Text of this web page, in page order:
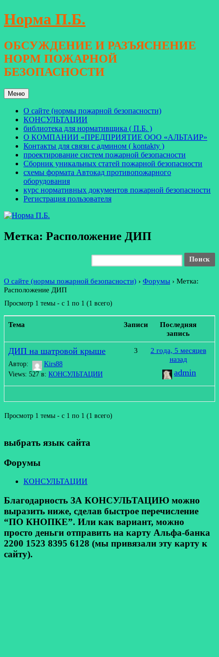
Перейти
к
Норма П.Б.
ОБСУЖДЕНИЕ И РАЗЪЯСНЕНИЕ
НОРМ ПОЖАРНОЙ
БЕЗОПАСНОСТИ
Меню
О сайте (нормы пожарной безопасности)
КОНСУЛЬТАЦИИ
библиотека для нормативщика ( П.Б. )
О КОМПАНИИ «ПРЕДПРИЯТИЕ ООО «АЛЬТАИР»
Контакты для связи с админом ( kontakty )
проектирование систем пожарной безопасности
Сборник уникальных статей пожарной безопасности
схемы формата Автокад противопожарного
оборудования
курс нормативных документов пожарной безопасности
Регистрация пользователя
Метка: Расположение ДИП
О сайте (нормы пожарной безопасности) › Форумы › Метка:
Расположение ДИП
Просмотр 1 темы - с 1 по 1 (1 всего)
Тема Записи
Последняя
запись
ДИП на шатровой крыше
Автор:
Kirs88
Views: 527 в: КОНСУЛЬТАЦИИ
3
2 года, 5 месяцев
назад
admin
Просмотр 1 темы - с 1 по 1 (1 всего)
выбрать язык сайта
Форумы
КОНСУЛЬТАЦИИ
Благодарность ЗА КОНСУЛЬТАЦИЮ можно
выразить ниже, сделав быстрое перечисление
“ПО КНОПКЕ”. Или как вариант, можно
просто деньги отправить на карту Альфа-банка
2200 1523 8395 6128 (мы привязали эту карту к
сайту).